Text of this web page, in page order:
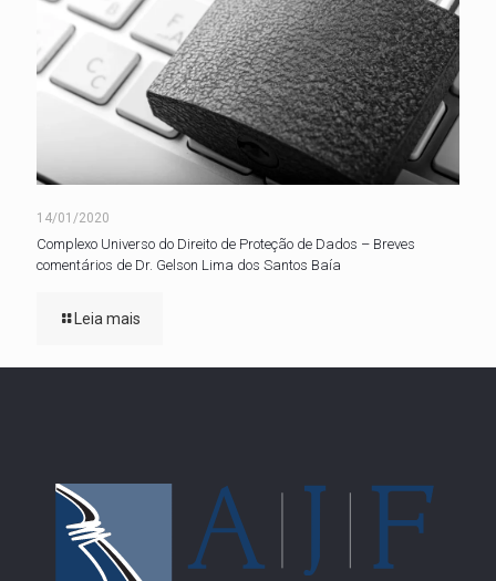
14/01/2020
Complexo Universo do Direito de Proteção de Dados – Breves
comentários de Dr. Gelson Lima dos Santos Baía
Leia mais